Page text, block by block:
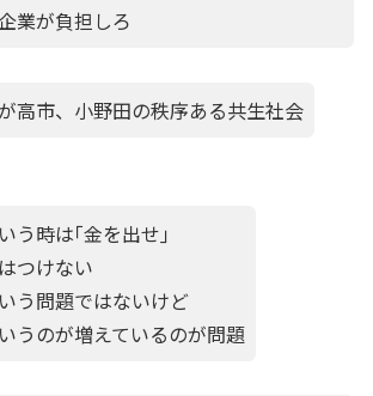
業が負担しろ
高市、小野田の秩序ある共生社会
う時は｢金を出せ｣
つけない
う問題ではないけど
うのが増えているのが問題